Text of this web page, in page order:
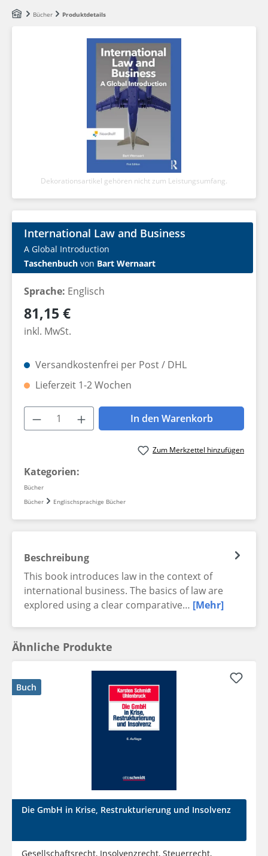
Zum Hauptinhalt springen
Bücher Produktdetails
Dekorationsartikel gehören nicht zum Leistungsumfang.
International Law and Business
A Global Introduction
Taschenbuch von Bart Wernaart
Sprache: Englisch
Regulärer Preis:
81,15 €
inkl. MwSt.
Versandkostenfrei per Post / DHL
Lieferzeit 1-2 Wochen
Produkt Anzahl: Gib den
In den Warenkorb
Zum Merkzettel hinzufügen
Kategorien:
Bücher
Bücher
Englischsprachige Bücher
Beschreibung
This book introduces law in the context of
international business. The basics of law are
explored using a clear comparative… [Mehr]
Ähnliche Produkte
Buch
Die GmbH in Krise, Restrukturierung und Insolvenz
Gesellschaftsrecht, Insolvenzrecht, Steuerrecht,